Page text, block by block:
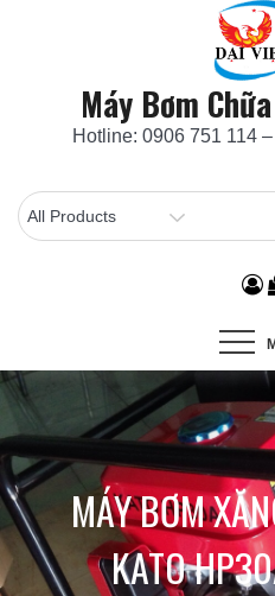
Máy Bơm
Hotline: 0906 751 114
MÁY BƠM
KATO